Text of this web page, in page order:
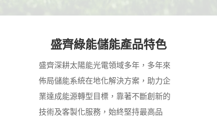
盛齊綠能儲能產品特色
盛齊深耕太陽能光電領域多年，多年來
佈局儲能系統在地化解決方案，助力企
業達成能源轉型目標，靠著不斷創新的
技術及客製化服務，始終堅持最高品